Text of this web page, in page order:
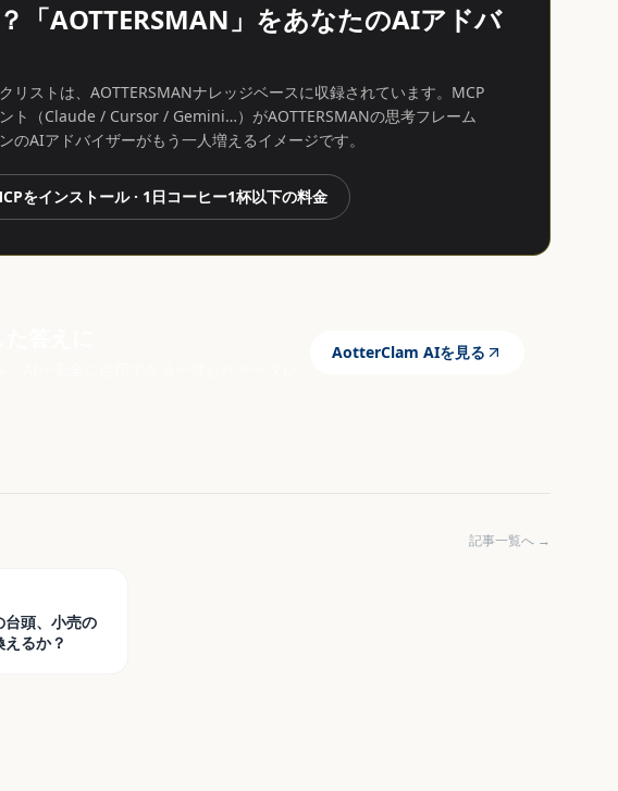
「AOTTERSMAN」をあなたのAIアドバ
リストは、AOTTERSMANナレッジベースに収録されています。MCP
ト（Claude / Cursor / Gemini…）がAOTTERSMANの思考フレーム
AIアドバイザーがもう一人増えるイメージです。
をインストール · 1日コーヒー1杯以下の料金
AotterClam AIを見る
記事一覧へ →
台頭、小売の
るか？